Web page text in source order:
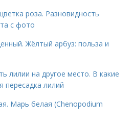
роза. Разновидность
с фото
Жёлтый арбуз: польза и
лилии на другое место. В какие
пересадка лилий
Марь белая (Chenopodium